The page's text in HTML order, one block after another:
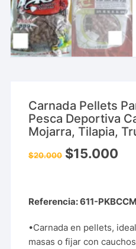
Carnada Pellets
Pesca Deportiva
Mojarra, Tilapia,
$20.000 $15.000
Referencia: 611-
•Carnada en pellets,
masas o fijar con